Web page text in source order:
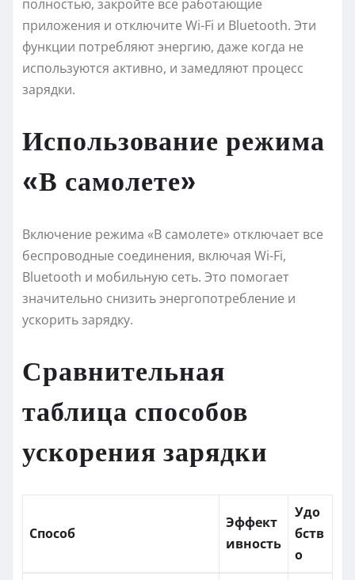
полностью, закройте все работающие
приложения и отключите Wi-Fi и Bluetooth. Эти
функции потребляют энергию, даже когда не
используются активно, и замедляют процесс
зарядки.
Использование режима
«В самолете»
Включение режима «В самолете» отключает все
беспроводные соединения, включая Wi-Fi,
Bluetooth и мобильную сеть. Это помогает
значительно снизить энергопотребление и
ускорить зарядку.
Сравнительная
таблица способов
ускорения зарядки
Способ
Эффект
ивность
Удо
бств
о